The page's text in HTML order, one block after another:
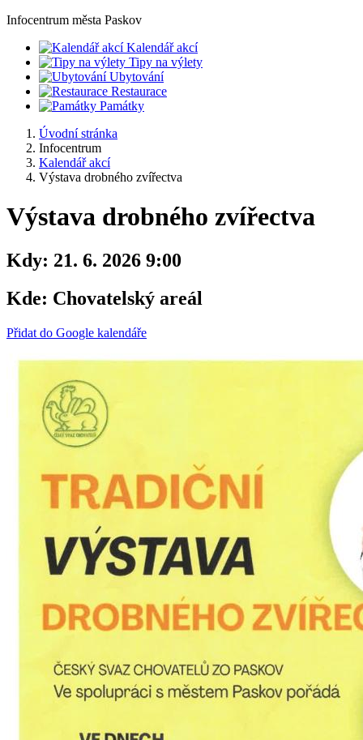
Infocentrum města Paskov
Kalendář akcí
Tipy na výlety
Ubytování
Restaurace
Památky
Úvodní stránka
Infocentrum
Kalendář akcí
Výstava drobného zvířectva
Výstava drobného zvířectva
Kdy: 21. 6. 2026 9:00
Kde: Chovatelský areál
Přidat do Google kalendáře